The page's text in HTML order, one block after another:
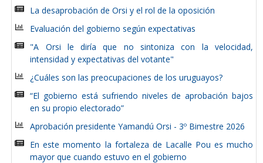
La desaprobación de Orsi y el rol de la oposición
Evaluación del gobierno según expectativas
"A Orsi le diría que no sintoniza con la velocidad,
intensidad y expectativas del votante"
¿Cuáles son las preocupaciones de los uruguayos?
“El gobierno está sufriendo niveles de aprobación bajos
en su propio electorado”
Aprobación presidente Yamandú Orsi - 3º Bimestre 2026
En este momento la fortaleza de Lacalle Pou es mucho
mayor que cuando estuvo en el gobierno